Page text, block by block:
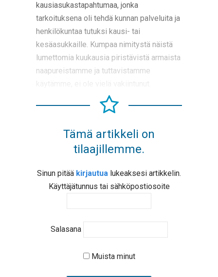
kausiasukastapahtumaa, jonka
tarkoituksena oli tehdä kunnan palveluita ja
henkilökuntaa tutuksi kausi- tai
kesäasukkaille. Kumpaa nimitystä näistä
lumettomia kuukausia piristävistä armaista
naapureistamme ja tuttavistamme
Tämä artikkeli on
tilaajillemme.
Sinun pitää kirjautua lukeaksesi artikkelin.
Käyttäjätunnus tai sähköpostiosoite
Salasana
Muista minut